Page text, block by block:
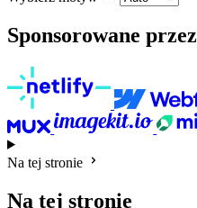
Sponsorowane przez
Na tej stronie
Na tej stronie